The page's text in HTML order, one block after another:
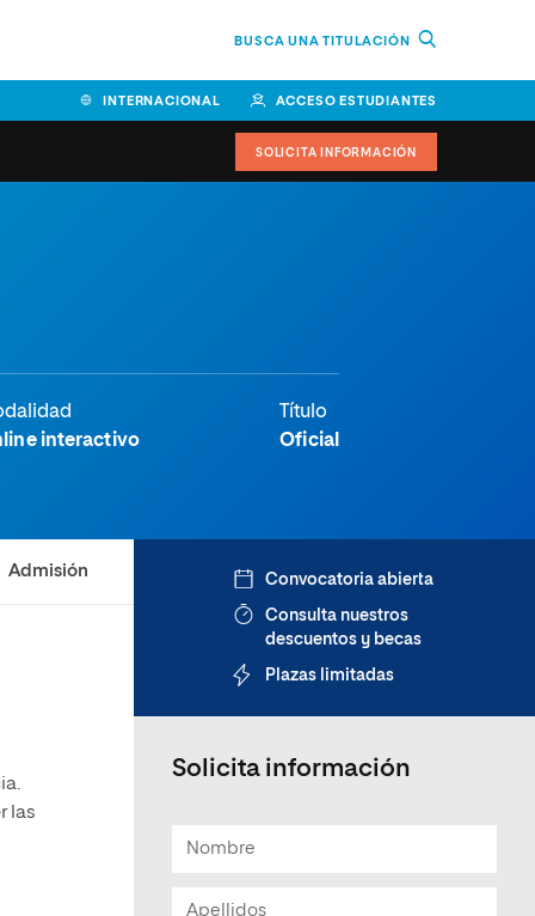
BUSCA UNA TITULACIÓN
INTERNACIONAL ACCESO ESTUDIANTES
SOLICITA INFORMACIÓN
interactivo
Título
Oficial
Admisión
las
Convocatoria abierta
Consulta nuestros
descuentos y becas
Plazas limitadas
Solicita información